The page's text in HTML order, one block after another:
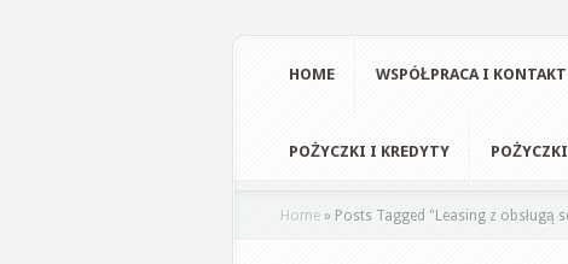
HOME WSPÓŁPRACA I KONTAKT
POŻYCZKI I KREDYTY
Home » Posts Tagged " Leasing z obsługą